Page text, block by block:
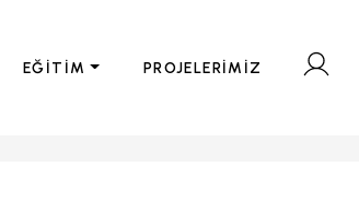
EĞİTİM PROJELERİMİZ